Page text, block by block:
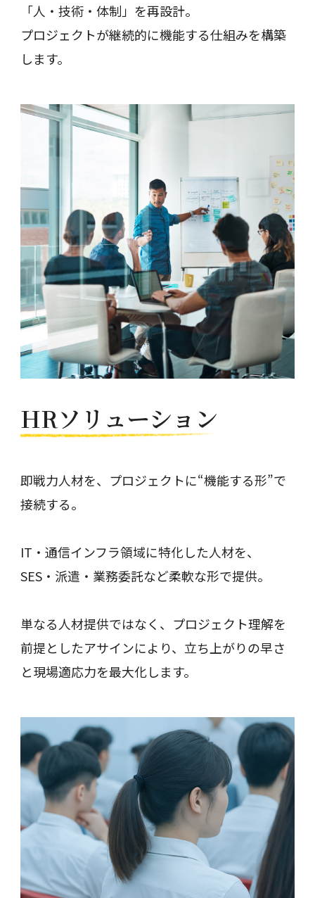
「人・技術・体制」を再設計。
プロジェクトが継続的に機能する仕組みを構築
します。
HRソリューション
即戦力人材を、プロジェクトに“機能する形”で
接続する。
IT・通信インフラ領域に特化した人材を、
SES・派遣・業務委託など柔軟な形で提供。
単なる人材提供ではなく、プロジェクト理解を
前提としたアサインにより、立ち上がりの早さ
と現場適応力を最大化します。